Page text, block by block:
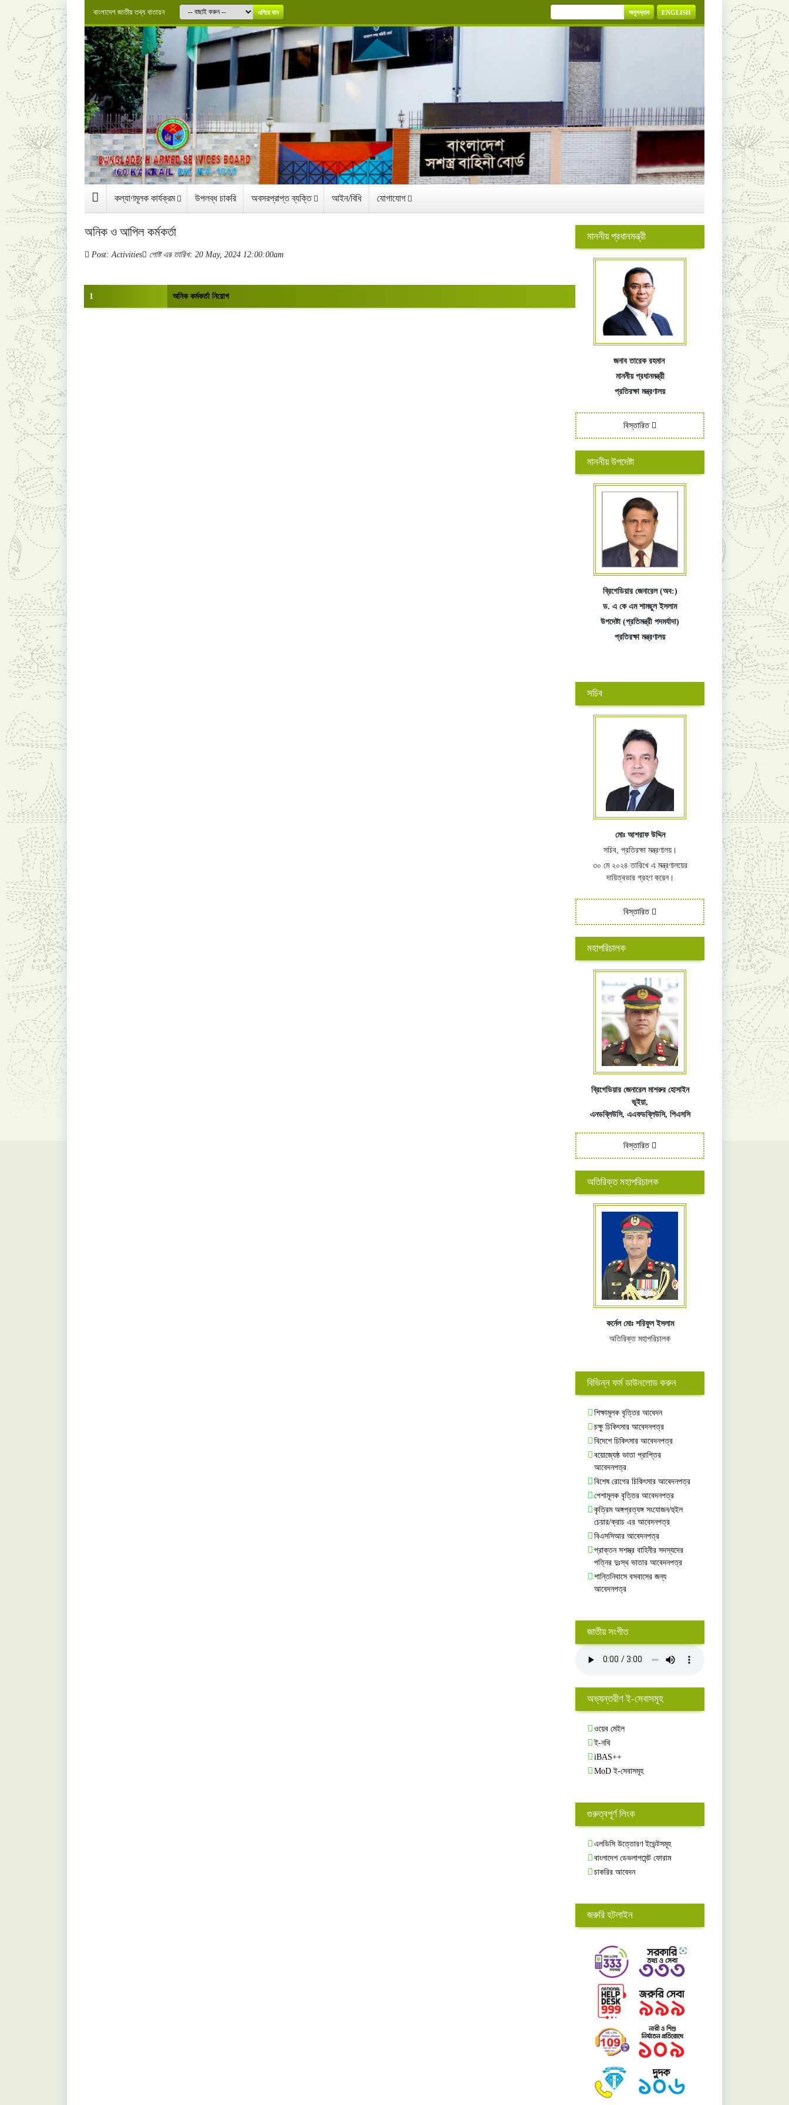
বাংলাদেশ জাতীয় তথ্য বাতায়ন এগিয়ে যান অনুসন্ধান ENGLISH
কল্যাণমূলক কার্যক্রম উপলব্ধ চাকরি অবসরপ্রাপ্ত ব্যক্তি আইন/বিধি যোগাযোগ
অনিক ও আপিল কর্মকর্তা
Post: Activities পোষ্ট এর তারিখ: 20 May, 2024 12:00:00am
1 অনিক কর্মকর্তা নিয়োগ
মাননীয় প্রধানমন্ত্রী
জনাব তারেক রহমান
মাননীয় প্রধানমন্ত্রী
প্রতিরক্ষা মন্ত্রণালয়
বিস্তারিত
মাননীয় উপদেষ্টা
ব্রিগেডিয়ার জেনারেল (অব:)
ড. এ কে এম শামছুল ইসলাম
উপদেষ্টা (প্রতিমন্ত্রী পদমর্যাদা)
প্রতিরক্ষা মন্ত্রণালয়
সচিব
মোঃ আশরাফ উদ্দিন
সচিব, প্রতিরক্ষা মন্ত্রণালয়।
৩০ মে ২০২৪ তারিখে এ মন্ত্রণালয়ের
দায়িত্বভার গ্রহণ করেন।
বিস্তারিত
মহাপরিচালক
ব্রিগেডিয়ার জেনারেল মাশরুর হোসাইন
ভূইয়া,
এনডব্লিউসি, এএফডব্লিউসি, পিএসসি
বিস্তারিত
অতিরিক্ত মহাপরিচালক
কর্নেল মোঃ শরিফুল ইসলাম
অতিরিক্ত মহাপরিচালক
বিভিন্ন ফর্ম ডাউনলোড করুন
শিক্ষামূলক বৃত্তির আবেদন
চক্ষু চিকিৎসার আবেদনপত্র
বিদেশে চিকিৎসার আবেদনপত্র
বয়োজ্যেষ্ঠ ভাতা প্রাপ্তির
আবেদনপত্র
বিশেষ রোগের চিকিৎসার আবেদনপত্র
পেশামূলক বৃত্তির আবেদনপত্র
কৃত্রিম অঙ্গপ্রত্যঙ্গ সংযোজন/হুইল
চেয়ার/ক্রাচ এর আবেদনপত্র
বিএসসিআর আবেদনপত্র
প্রাক্তন সশস্ত্র বাহিনীর সদস্যদের
পত্নির দুঃস্থ ভাতার আবেদনপত্র
শান্তিনিবাসে বসবাসের জন্য
আবেদনপত্র
জাতীয় সংগীত
অভ্যন্তরীণ ই-সেবাসমূহ
ওয়েব মেইল
ই-নথি
iBAS++
MoD ই-সেবাসমূহ
গুরুত্বপূর্ণ লিংক
এলডিসি উত্তোরণ ইভেন্টসমূহ
বাংলাদেশ ডেভলাপমেন্ট ফোরাম
চাকরির আবেদন
জরুরি হটলাইন